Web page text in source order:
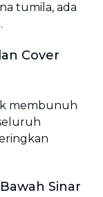
tumila, ada
Cover
membunuh
Sinar